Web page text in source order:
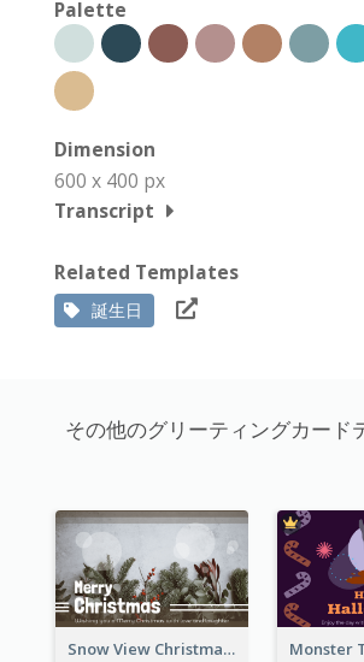
Palette
Dimension
600 x 400 px
Transcript
Related Templates
誕生日
その他のグリーティングカード
Snow View Christmas Card With Simple Design